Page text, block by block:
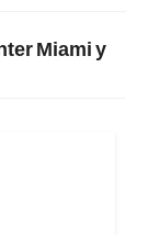
Miami y